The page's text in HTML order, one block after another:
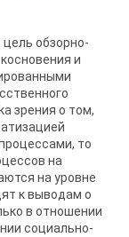
обзорно-
и
зрения о том,
то
на
на уровне
к выводам о
в отношении
социально-